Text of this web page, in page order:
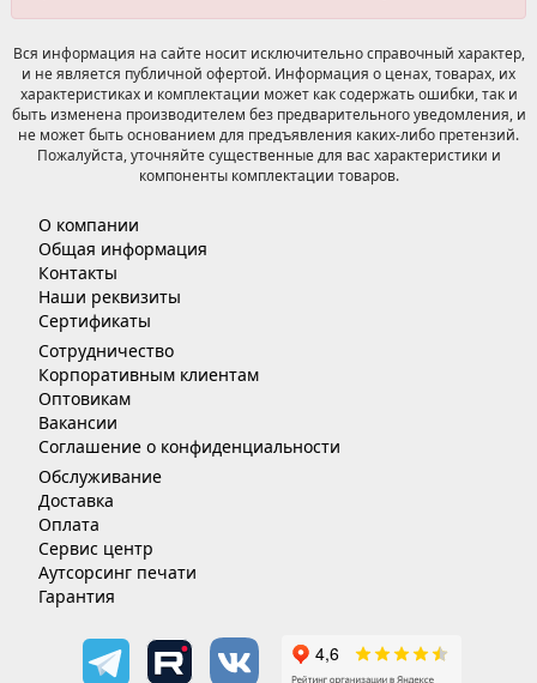
Вся информация на сайте носит исключительно справочный характер,
и не является публичной офертой. Информация о ценах, товарах, их
характеристиках и комплектации может как содержать ошибки, так и
быть изменена производителем без предварительного уведомления, и
не может быть основанием для предъявления каких-либо претензий.
Пожалуйста, уточняйте существенные для вас характеристики и
компоненты комплектации товаров.
О компании
Общая информация
Контакты
Наши реквизиты
Сертификаты
Сотрудничество
Корпоративным клиентам
Оптовикам
Вакансии
Соглашение о конфиденциальности
Обслуживание
Доставка
Оплата
Сервис центр
Аутсорсинг печати
Гарантия